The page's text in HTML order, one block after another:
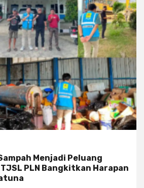
Menjadi Peluang
PLN Bangkitkan Harapan